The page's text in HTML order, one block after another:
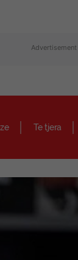
Advertisement
Te tjera